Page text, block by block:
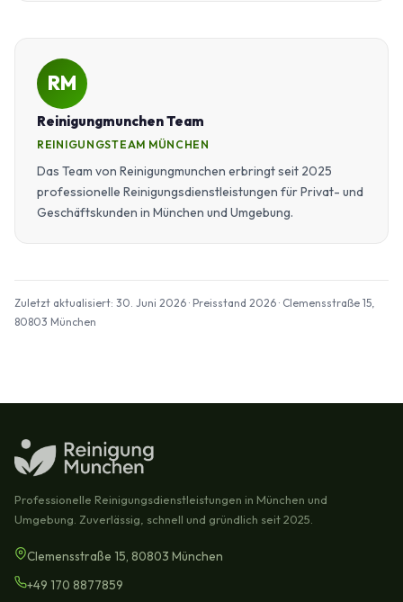
RM
Reinigungmunchen Team
REINIGUNGSTEAM MÜNCHEN
Das Team von Reinigungmunchen erbringt seit 2025
professionelle Reinigungsdienstleistungen für Privat- und
Geschäftskunden in München und Umgebung.
Zuletzt aktualisiert: 30. Juni 2026 · Preisstand 2026 · Clemensstraße 15,
80803 München
Professionelle Reinigungsdienstleistungen in München und
Umgebung. Zuverlässig, schnell und gründlich seit 2025.
Clemensstraße 15, 80803 München
+49 170 8877859